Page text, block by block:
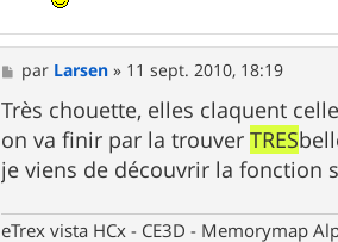
M
e
s
s
a
g
e
par Larsen » 11 sept. 2010, 18:19
Très chouette, elles claquent
on va finir par la trouverTRES
je viens de découvrir la fonction
eTrex vista HCx - CE3D - Memorymap